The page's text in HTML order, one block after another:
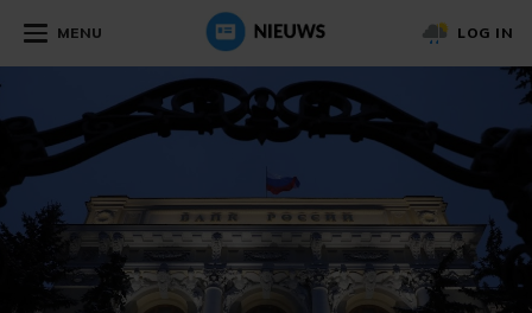
MENU LOG IN